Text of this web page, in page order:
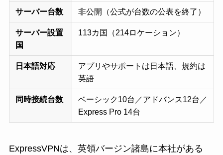
サーバー台数 非公開（公式が台数の公表を終了）
サーバー設置
国
113カ国（214ロケーション）
日本語対応
アプリやサポートは日本語、規約は
英語
同時接続台数
ベーシック10台／アドバンス12台／
Express Pro 14台
ExpressVPNは、英領バージン諸島に本社がある